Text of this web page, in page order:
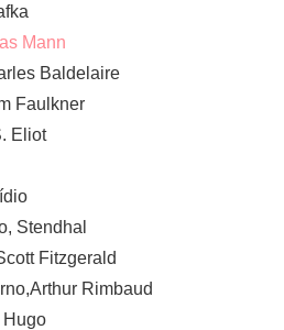
Mann
Baldelaire
Faulkner
Eliot
Stendhal
Fitzgerald
Rimbaud
Hugo